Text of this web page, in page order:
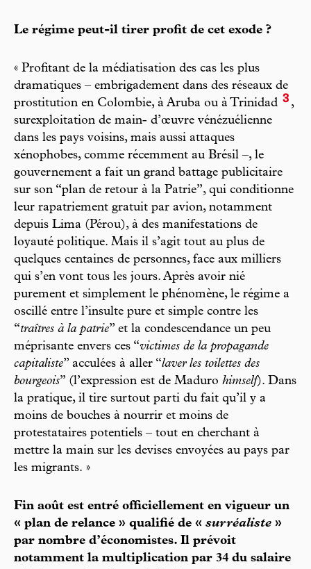
Le régime peut-il tirer profit de cet exode ?
« Profitant de la médiatisation des cas les plus
dramatiques – embrigadement dans des réseaux de
prostitution en Colombie, à Aruba ou à Trinidad 3 ,
surexploitation de main- d’œuvre vénézuélienne
dans les pays voisins, mais aussi attaques
xénophobes, comme récemment au Brésil –, le
gouvernement a fait un grand battage publicitaire
sur son “plan de retour à la Patrie”, qui conditionne
leur rapatriement gratuit par avion, notamment
depuis Lima (Pérou), à des manifestations de
loyauté politique. Mais il s’agit tout au plus de
quelques centaines de personnes, face aux milliers
qui s’en vont tous les jours. Après avoir nié
purement et simplement le phénomène, le régime a
oscillé entre l’insulte pure et simple contre les
“traîtres à la patrie” et la condescendance un peu
méprisante envers ces “victimes de la propagande
capitaliste” acculées à aller “laver les toilettes des
bourgeois” (l’expression est de Maduro himself). Dans
la pratique, il tire surtout parti du fait qu’il y a
moins de bouches à nourrir et moins de
protestataires potentiels – tout en cherchant à
mettre la main sur les devises envoyées au pays par
les migrants. »
Fin août est entré officiellement en vigueur un
« plan de relance » qualifié de « surréaliste »
par nombre d’économistes. Il prévoit
notamment la multiplication par 34 du salaire